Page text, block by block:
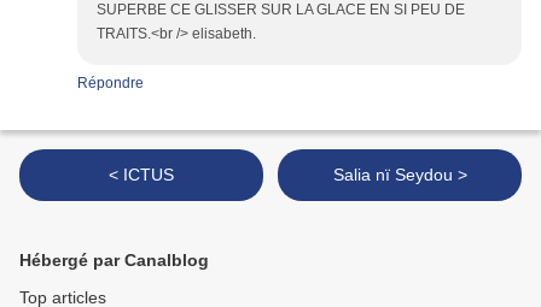
SUPERBE CE GLISSER SUR LA GLACE EN SI PEU DE
TRAITS.<br /> elisabeth.
Répondre
< ICTUS Salia nï Seydou >
Hébergé par Canalblog
Top articles